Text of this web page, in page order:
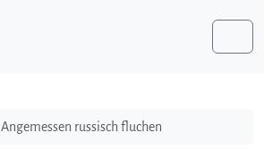
Angemessen russisch fluchen